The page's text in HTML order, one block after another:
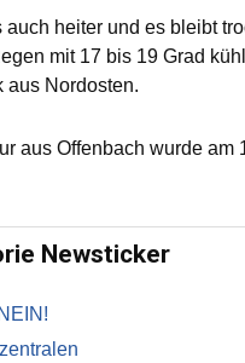
heiter und es bleibt
mit 17 bis 19 Grad
aus Nordosten.
aus Offenbach wurde am
Newsticker